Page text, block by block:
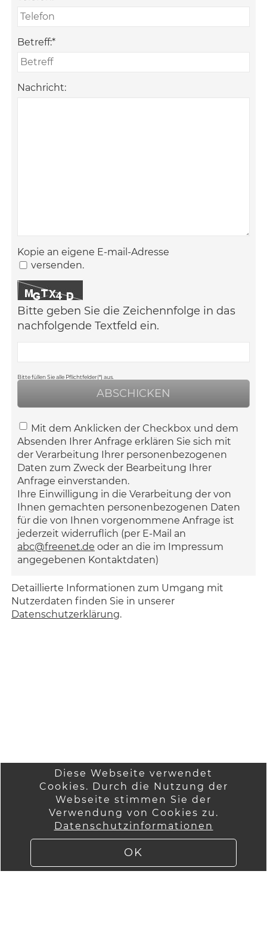
Diese Webseite verwendet
Cookies. Durch die Nutzung der
Webseite stimmen Sie der
Verwendung von Cookies zu.
Datenschutzinformationen
OK
Betreff:*
Nachricht:
Kopie an eigene E-mail-Adresse
versenden.
Bitte geben Sie die Zeichennfolge in das
nachfolgende Textfeld ein.
Bitte füllen Sie alle Pflichtfelder(*) aus.
ABSCHICKEN
Mit dem Anklicken der Checkbox und dem
Absenden Ihrer Anfrage erklären Sie sich mit
der Verarbeitung Ihrer personenbezogenen
Daten zum Zweck der Bearbeitung Ihrer
Anfrage einverstanden.
Ihre Einwilligung in die Verarbeitung der von
Ihnen gemachten personenbezogenen Daten
für die von Ihnen vorgenommene Anfrage ist
jederzeit widerruflich (per E-Mail an
abc@freenet.de oder an die im Impressum
angegebenen Kontaktdaten)
Detaillierte Informationen zum Umgang mit
Nutzerdaten finden Sie in unserer
Datenschutzerklärung.
Startseite
Anmelden
Versandinformatio
Lieferung
Wir über uns
AGB
Kontakt